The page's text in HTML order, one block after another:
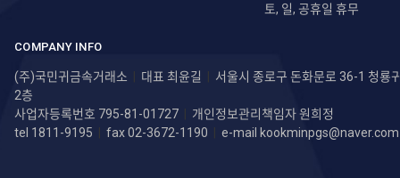
토, 일, 공휴일 휴무
COMPANY INFO
(주)국민귀금속거래소 | 대표 최윤길 | 서울시 종로구 돈화문로 36-1 청룡
2층
사업자등록번호 795-81-01727 | 개인정보관리책임자 원희정
tel 1811-9195 | fax 02-3672-1190 | e-mail kookminpgs@naver.com